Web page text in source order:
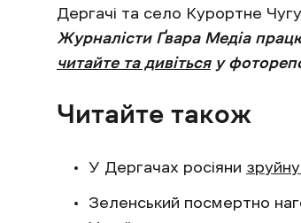
Дергачі та село Курортне
Журналісти Ґвара Медіа
читайте та дивітьсяу
Читайте також
У Дергачах росіяни
Зеленський посмертно